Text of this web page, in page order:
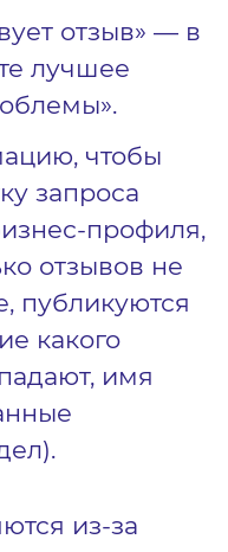
отзыв» — в
лучшее
чтобы
запроса
отзывов не
публикуются
какого
имя
из‑за